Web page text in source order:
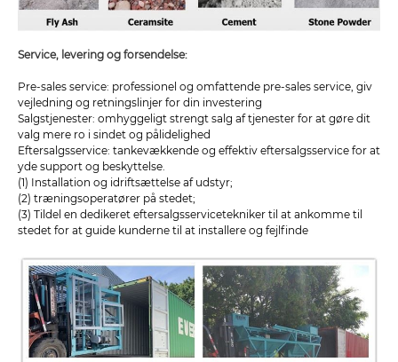
Service, levering og forsendelse:
Pre-sales service: professionel og omfattende pre-sales service, giv
vejledning og retningslinjer for din investering
Salgstjenester: omhyggeligt strengt salg af tjenester for at gøre dit
valg mere ro i sindet og pålidelighed
Eftersalgsservice: tankevækkende og effektiv eftersalgsservice for at
yde support og beskyttelse.
(1) Installation og idriftsættelse af udstyr;
(2) træningsoperatører på stedet;
(3) Tildel en dedikeret eftersalgsservicetekniker til at ankomme til
stedet for at guide kunderne til at installere og fejlfinde